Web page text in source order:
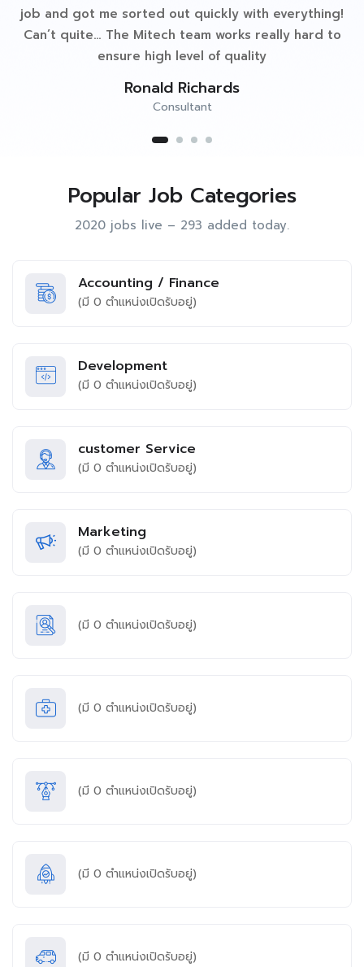
job and got me sorted out quickly with everything!
Can’t quite… The Mitech team works really hard to
ensure high level of quality
Ronald Richards
Consultant
Popular Job Categories
2020 jobs live – 293 added today.
Accounting / Finance
(มี 0 ตำแหน่งเปิดรับอยู่)
Development
(มี 0 ตำแหน่งเปิดรับอยู่)
customer Service
(มี 0 ตำแหน่งเปิดรับอยู่)
Marketing
(มี 0 ตำแหน่งเปิดรับอยู่)
(มี 0 ตำแหน่งเปิดรับอยู่)
(มี 0 ตำแหน่งเปิดรับอยู่)
(มี 0 ตำแหน่งเปิดรับอยู่)
(มี 0 ตำแหน่งเปิดรับอยู่)
(มี 0 ตำแหน่งเปิดรับอยู่)